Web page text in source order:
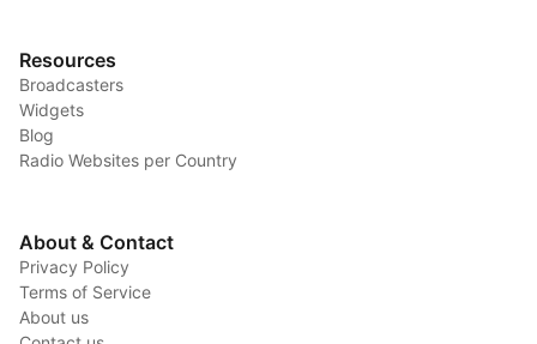
Resources
Broadcasters
Widgets
Blog
Radio Websites per Country
About & Contact
Privacy Policy
Terms of Service
About us